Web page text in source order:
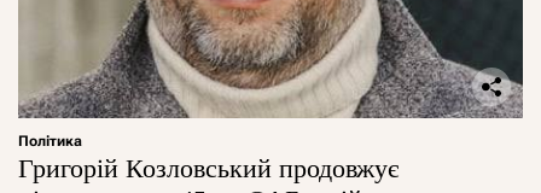
Політика
Григорій Козловський продовжує